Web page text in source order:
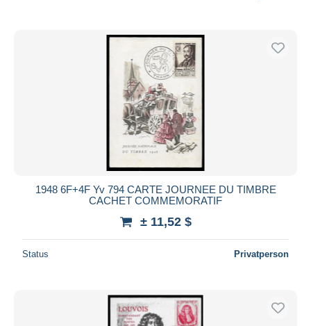
1948 6F+4F Yv 794 CARTE JOURNEE DU TIMBRE
CACHET COMMEMORATIF
± 11,52 $
Status Privatperson